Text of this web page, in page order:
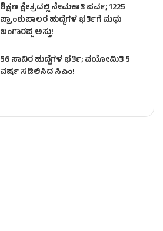
ಶಿಕ್ಷಣ ಕ್ಷೇತ್ರದಲ್ಲಿ ನೇಮಕಾತಿ ಪರ್ವ; 1225
ಪ್ರಾಂಶುಪಾಲರ ಹುದ್ದೆಗಳ ಭರ್ತಿಗೆ ಮಧು
ಬಂಗಾರಪ್ಪ ಅಸ್ತು!
56 ಸಾವಿರ ಹುದ್ದೆಗಳ ಭರ್ತಿ; ವಯೋಮಿತಿ 5
ವರ್ಷ ಸಡಿಲಿಸಿದ ಸಿಎಂ!